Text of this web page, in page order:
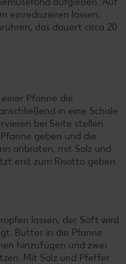
einreduzieren lassen,
das dauert circa 20
Pfanne die
in eine Schale
bei Seite stellen.
geben und die
anbraten, mit Salz und
erst zum Risotto geben.
lassen, der Saft wird
Butter in die Pfanne
hinzufügen und zwei
Mit Salz und Pfeffer